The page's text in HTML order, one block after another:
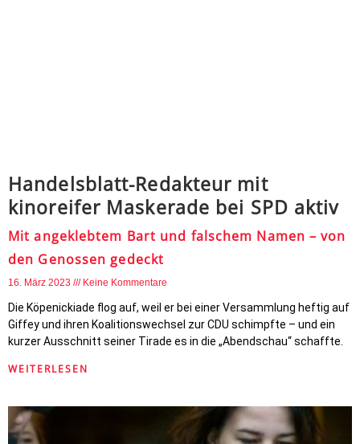
Handelsblatt-Redakteur mit
kinoreifer Maskerade bei SPD aktiv
Mit angeklebtem Bart und falschem Namen – von
den Genossen gedeckt
16. März 2023 Keine Kommentare
Die Köpenickiade flog auf, weil er bei einer Versammlung heftig auf
Giffey und ihren Koalitionswechsel zur CDU schimpfte – und ein
kurzer Ausschnitt seiner Tirade es in die „Abendschau“ schaffte.
WEITERLESEN